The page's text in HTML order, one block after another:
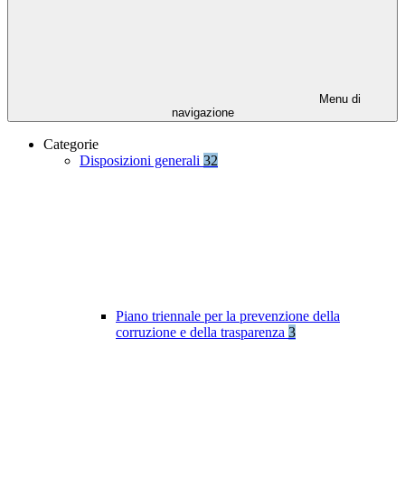
Menu di
navigazione
Categorie
Disposizioni generali 32
Piano triennale per la prevenzione della
corruzione e della trasparenza 3